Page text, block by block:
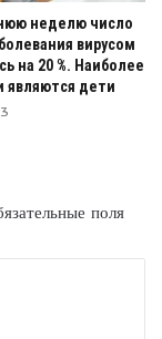
неделю число
вирусом
на 20 %. Наиболее
являются дети
поля